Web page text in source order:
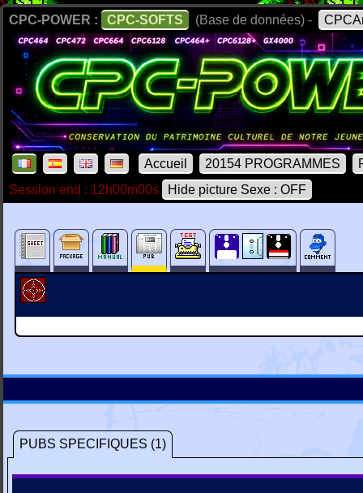
CPC-POWER : CPC-SOFTS (Base de données) -
Accueil 20154 PROGRAMMES
Session end : 12h00m00s
Hide picture Sexe : OFF
PUBS SPECIFIQUES (1)